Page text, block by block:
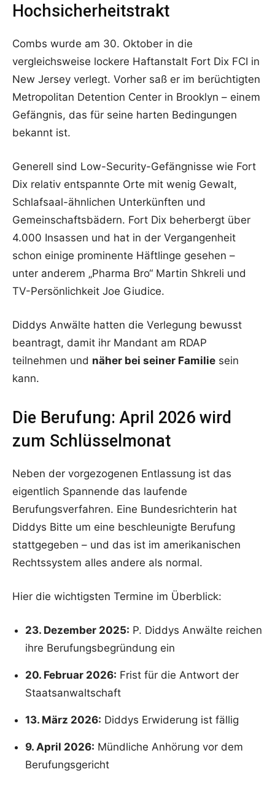
Hochsicherheitstrakt
Combs wurde am 30. Oktober in die
vergleichsweise lockere Haftanstalt Fort Dix FCI in
New Jersey verlegt. Vorher saß er im berüchtigten
Metropolitan Detention Center in Brooklyn – einem
Gefängnis, das für seine harten Bedingungen
bekannt ist.
Generell sind Low-Security-Gefängnisse wie Fort
Dix relativ entspannte Orte mit wenig Gewalt,
Schlafsaal-ähnlichen Unterkünften und
Gemeinschaftsbädern. Fort Dix beherbergt über
4.000 Insassen und hat in der Vergangenheit
schon einige prominente Häftlinge gesehen –
unter anderem „Pharma Bro“ Martin Shkreli und
TV-Persönlichkeit Joe Giudice.
Diddys Anwälte hatten die Verlegung bewusst
beantragt, damit ihr Mandant am RDAP
teilnehmen und näher bei seiner Familie sein
kann.
Die Berufung: April 2026 wird
zum Schlüsselmonat
Neben der vorgezogenen Entlassung ist das
eigentlich Spannende das laufende
Berufungsverfahren. Eine Bundesrichterin hat
Diddys Bitte um eine beschleunigte Berufung
stattgegeben – und das ist im amerikanischen
Rechtssystem alles andere als normal.
Hier die wichtigsten Termine im Überblick:
23. Dezember 2025: P. Diddys Anwälte reichen
ihre Berufungsbegründung ein
20. Februar 2026: Frist für die Antwort der
Staatsanwaltschaft
13. März 2026: Diddys Erwiderung ist fällig
9. April 2026: Mündliche Anhörung vor dem
Berufungsgericht